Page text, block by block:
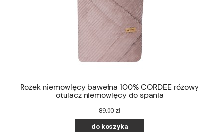
Rożek niemowlęcy bawełna 100% CORDEE różowy
otulacz niemowlęcy do spania
89,00 zł
do koszyka